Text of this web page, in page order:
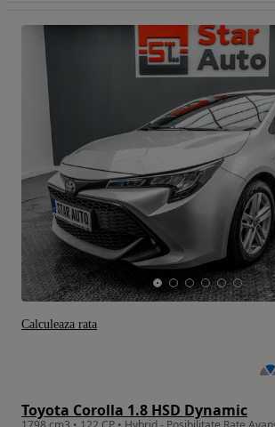
Toyota Corolla 1.8 HSD Dynamic
Calculeaza rata